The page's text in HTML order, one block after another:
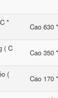
*
Cao 630
( C
Cao 350
(
Cao 170